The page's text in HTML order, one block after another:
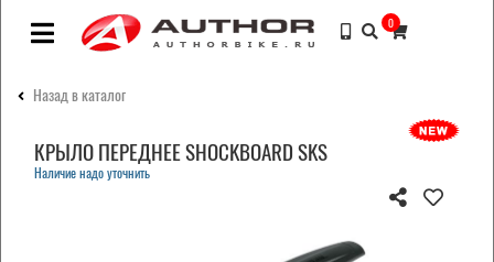
0
Назад в каталог
КРЫЛО ПЕРЕДНЕЕ SHOCKBOARD SKS
Наличие надо уточнить